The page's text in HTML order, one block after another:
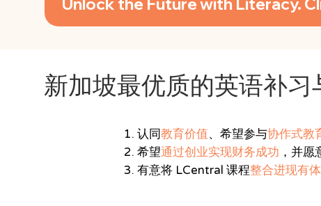
新加坡最优质的英语补习
认同教育价值、希望参与协作式教
希望通过创业实现财务成功 ，并愿
有意将 LCentral 课程整合进现有